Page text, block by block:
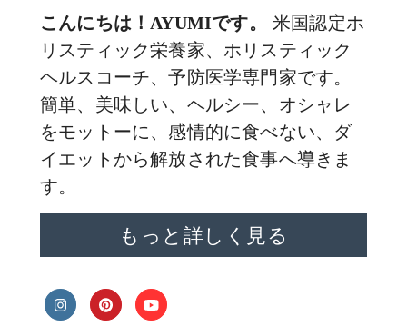
こんにちは！AYUMIです。
米国認定ホ
リスティック栄養家、ホリスティック
ヘルスコーチ、予防医学専門家です。
簡単、美味しい、ヘルシー、オシャレ
をモットーに、感情的に食べない、ダ
イエットから解放された食事へ導きま
す。
もっと詳しく見る